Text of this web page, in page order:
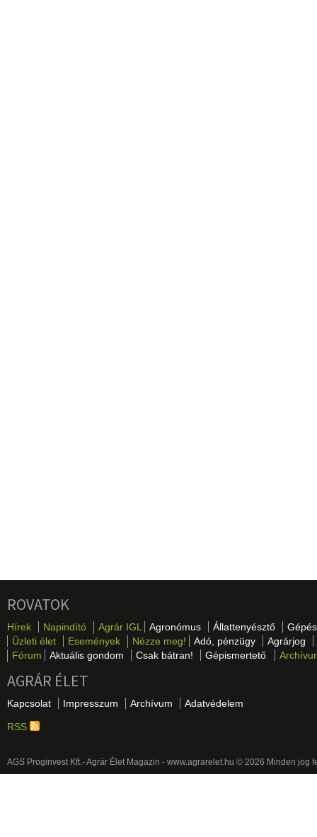
ROVATOK
Hírek Napindító Agrár IGL Agronómus Állattenyésztő
Üzleti élet
Események Nézze meg! Adó, pénzügy
Agrárjog
Fórum
Aktuális gondom Csak bátran! Gépismertető
AGRÁR ÉLET
Kapcsolat Impresszum Archívum Adatvédelem
RSS
AGS Proginvest Kft.- Agrár Élet Magazin - www.agrarelet.hu © 2026 Minden jog